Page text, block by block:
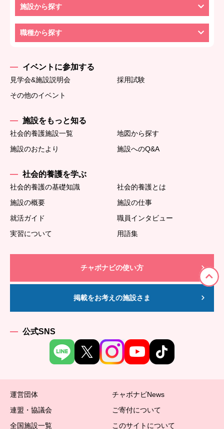
施設から探す
職種から探す
イベントに参加する
見学会&施設説明会
採用試験
その他のイベント
施設をもっと知る
社会的養護施設一覧
地図から探す
施設のおたより
施設へのQ&A
社会的養護を学ぶ
社会的養護の基礎知識
社会的養護とは
施設の概要
施設の仕事
就活ガイド
職員インタビュー
実習について
用語集
チャボナビの使い方
掲載をお考えの施設さま
公式SNS
運営団体
チャボナビNews
連盟・協議会
ご寄付について
全国施設一覧
このサイトについて